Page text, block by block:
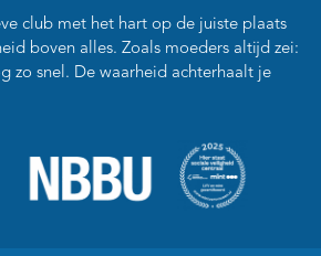
club met het hart op de juiste plaats
boven alles. Zoals moeders altijd zei:
zo snel. De waarheid achterhaalt je